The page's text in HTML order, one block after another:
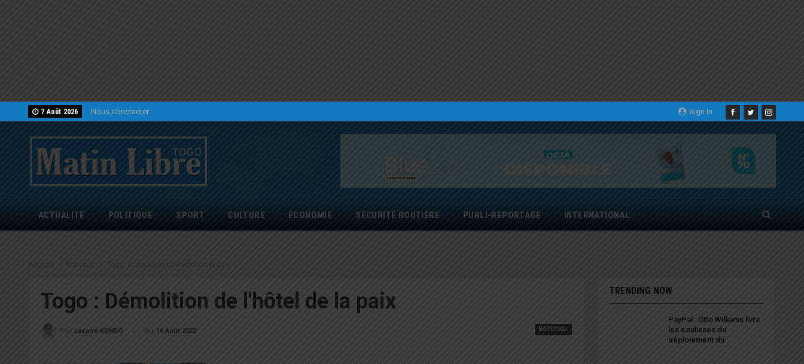
Sign In
7 Août 2026 Nous Conctacter
ACTUALITÉ POLITIQUE SPORT CULTURE ÉCONOMIE SÉCURITÉ ROUTIÈRE PUBLI-REPORTAGE INTERNATIONAL
Accueil National Togo : Démolition de l'hôtel de la paix
Togo : Démolition de l'hôtel de la paix
NATIONAL
Par Lazarre KONDO Au 16 Août 2022
TRENDING NOW
PayPal : Otto Williams livre
les coulisses du
déploiement du…